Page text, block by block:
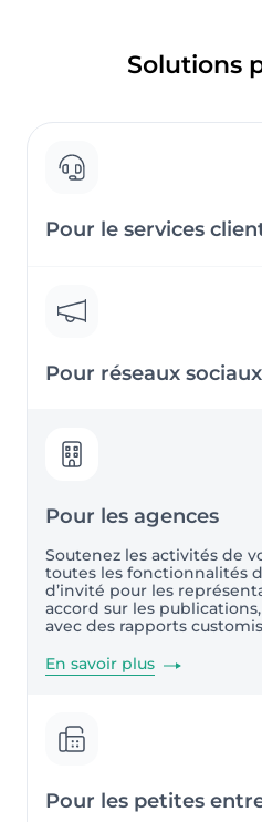
Solutions
Pour le services
Pour réseaux sociaux
Pour les agences
Soutenez les activités de
toutes les fonctionnalités
d’invité pour les
accord sur les
avec des rapports
En savoir plus
Pour les petites